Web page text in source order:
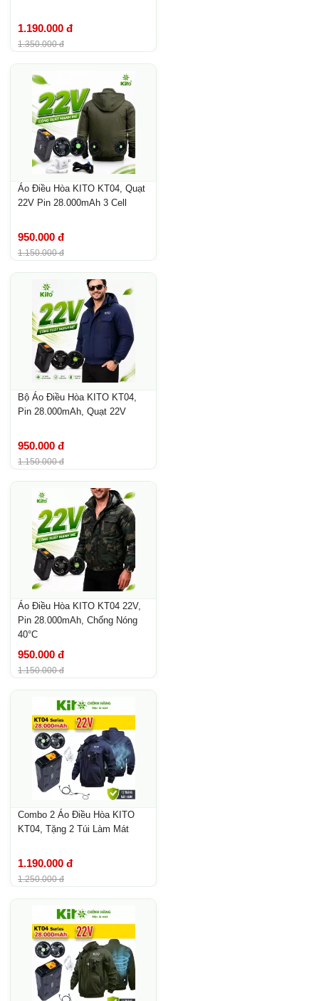
1.190.000 đ
1.350.000 đ
Áo Điều Hòa KITO KT04, Quạt
22V Pin 28.000mAh 3 Cell
950.000 đ
1.150.000 đ
Bộ Áo Điều Hòa KITO KT04,
Pin 28.000mAh, Quạt 22V
950.000 đ
1.150.000 đ
Áo Điều Hòa KITO KT04 22V,
Pin 28.000mAh, Chống Nóng
40°C
950.000 đ
1.150.000 đ
Combo 2 Áo Điều Hòa KITO
KT04, Tặng 2 Túi Làm Mát
1.190.000 đ
1.250.000 đ